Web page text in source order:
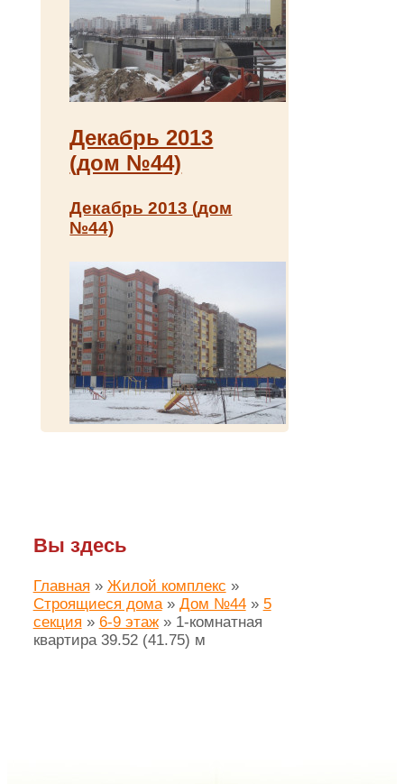
Декабрь 2013
(дом №44)
Декабрь 2013 (дом
№44)
Вы здесь
Главная » Жилой комплекс »
Строящиеся дома» Дом №44» 5
секция » 6-9 этаж» 1-комнатная
квартира 39.52 (41.75) м